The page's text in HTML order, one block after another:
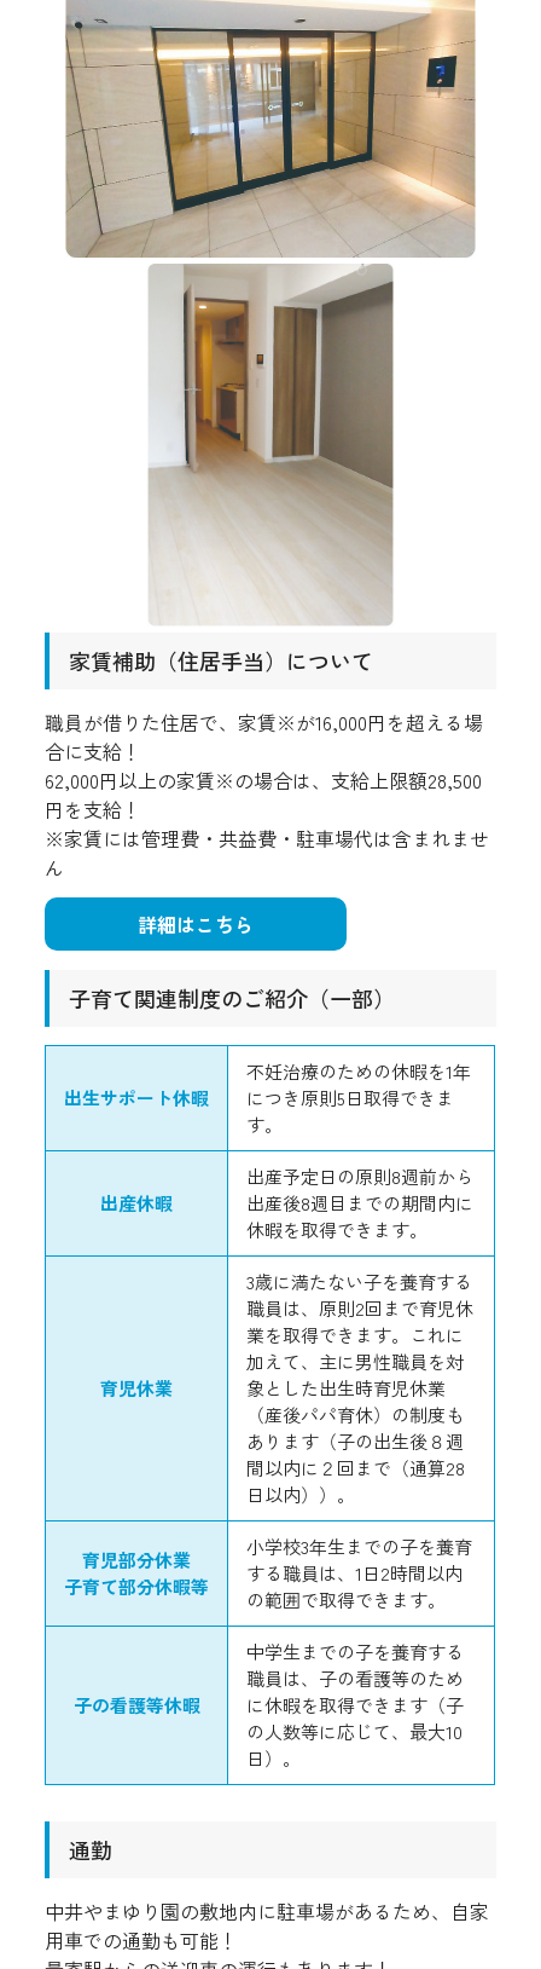
家賃補助（住居手当）について
職員が借りた住居で、家賃※が16,000円を超える場
合に支給！
62,000円以上の家賃※の場合は、支給上限額28,500
円を支給！
※家賃には管理費・共益費・駐車場代は含まれませ
ん
詳細はこちら
子育て関連制度のご紹介（一部）
出生サポート休暇
不妊治療のための休暇を1年
につき原則5日取得できま
す。
出産休暇
出産予定日の原則8週前から
出産後8週目までの期間内に
休暇を取得できます。
育児休業
3歳に満たない子を養育する
職員は、原則2回まで育児休
業を取得できます。これに
加えて、主に男性職員を対
象とした出生時育児休業
（産後パパ育休）の制度も
あります（子の出生後８週
間以内に２回まで（通算28
日以内））。
育児部分休業
子育て部分休暇等
小学校3年生までの子を養育
する職員は、1日2時間以内
の範囲で取得できます。
子の看護等休暇
中学生までの子を養育する
職員は、子の看護等のため
に休暇を取得できます（子
の人数等に応じて、最大10
日）。
通勤
中井やまゆり園の敷地内に駐車場があるため、自家
用車での通勤も可能！